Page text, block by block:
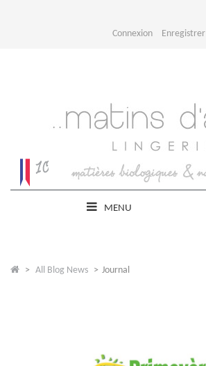
Connexion Enregistrer
MENU
> All Blog News > Journal